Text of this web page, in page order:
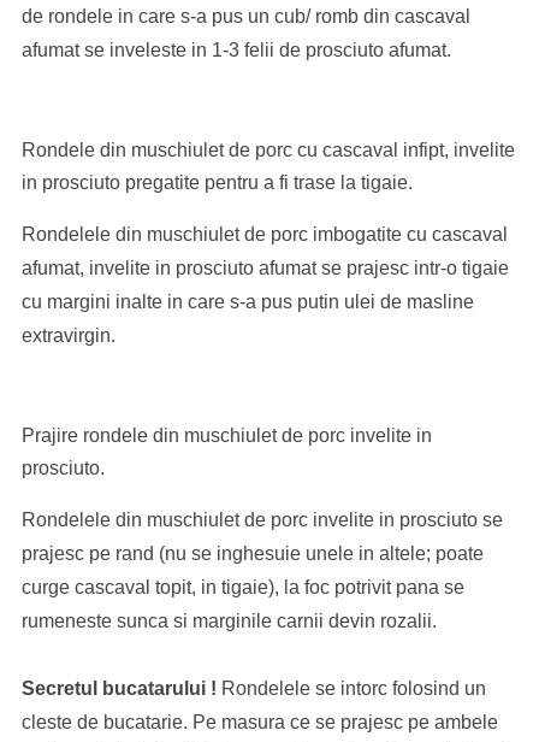
de rondele in care s-a pus un cub/ romb din cascaval
afumat se inveleste in 1-3 felii de prosciuto afumat.
Rondele din muschiulet de porc cu cascaval infipt, invelite
in prosciuto pregatite pentru a fi trase la tigaie.
Rondelele din muschiulet de porc imbogatite cu cascaval
afumat, invelite in prosciuto afumat se prajesc intr-o tigaie
cu margini inalte in care s-a pus putin ulei de masline
extravirgin.
Prajire rondele din muschiulet de porc invelite in
prosciuto.
Rondelele din muschiulet de porc invelite in prosciuto se
prajesc pe rand (nu se inghesuie unele in altele; poate
curge cascaval topit, in tigaie), la foc potrivit pana se
rumeneste sunca si marginile carnii devin rozalii.
Secretul bucatarului ! Rondelele se intorc folosind un
cleste de bucatarie. Pe masura ce se prajesc pe ambele